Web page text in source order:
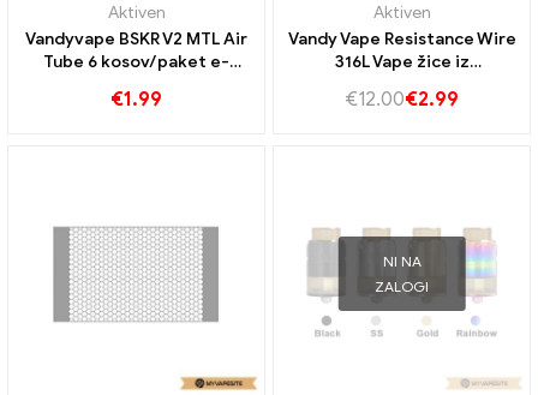
Aktiven
Vandyvape BSKR V2 MTL Air
Tube 6 kosov/paket e-
meri
€1.99
Aktiven
Vandy Vape Resistance Wire
316L Vape žice iz
cigarete na debelo丨
€12.00€2.99
NI NA
ZALOGI